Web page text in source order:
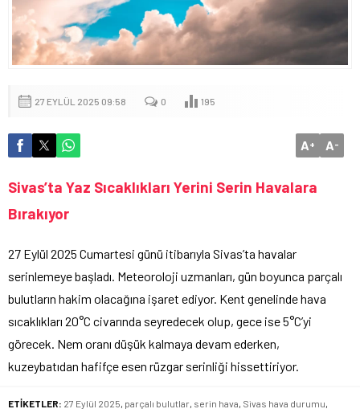
27 EYLÜL 2025 09:58 0 195
A+ A-
Sivas’ta Yaz Sıcaklıkları Yerini Serin Havalara
Bırakıyor
27 Eylül 2025 Cumartesi günü itibarıyla Sivas’ta havalar
serinlemeye başladı. Meteoroloji uzmanları, gün boyunca parçalı
bulutların hakim olacağına işaret ediyor. Kent genelinde hava
sıcaklıkları 20°C civarında seyredecek olup, gece ise 5°C’yi
görecek. Nem oranı düşük kalmaya devam ederken,
kuzeybatıdan hafifçe esen rüzgar serinliği hissettiriyor.
ETİKETLER: 27 Eylül 2025, parçalı bulutlar, serin hava, Sivas hava durumu,